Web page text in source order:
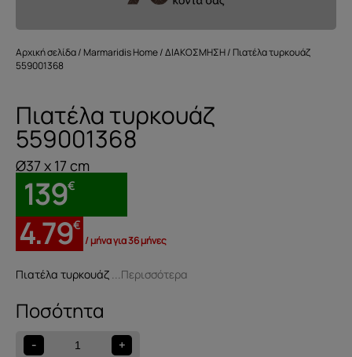
Αρχική σελίδα/ Marmaridis Home/ΔΙΑΚΟΣΜΗΣΗ/ Πιατέλα τυρκουάζ
559001368
Πιατέλα τυρκουάζ
559001368
Ø37 x 17 cm
139€
4.79€
/ μήνα για 36 μήνες
Πιατέλα τυρκουάζ ...Περισσότερα
-
Πιατέλα
τυρκουάζ
559001368
ποσότητα
+